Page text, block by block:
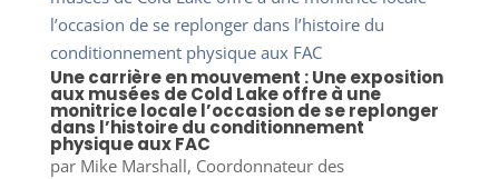
Une carrière en mouvement : Une exposition
aux musées de Cold Lake offre à une
monitrice locale l’occasion de se replonger
dans l’histoire du conditionnement
physique aux FAC
par Mike Marshall, Coordonnateur des